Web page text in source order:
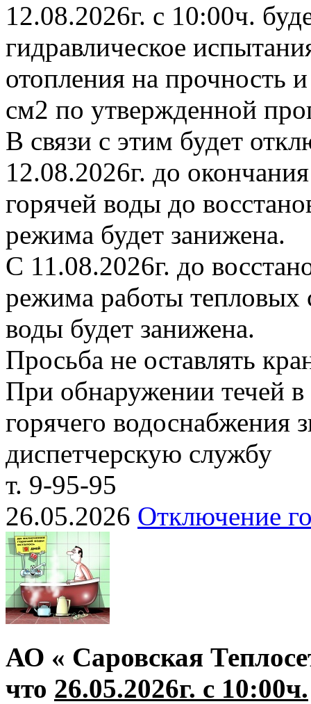
12.08.2026г. с 10:00ч.
гидравлическое
отопления на прочность
см2 по утвержденной
В связи с этим будет
12.08.2026г. до
горячей воды до
режима будет занижена.
С 11.08.2026г. до
режима работы тепловых
воды будет занижена.
Просьба не оставлять
При обнаружении течей в
горячего водоснабжения
диспетчерскую службу
т. 9-95-95
26.05.2026 Отключение
АО « Саровская
что 26.05.2026г. с 10:00ч.